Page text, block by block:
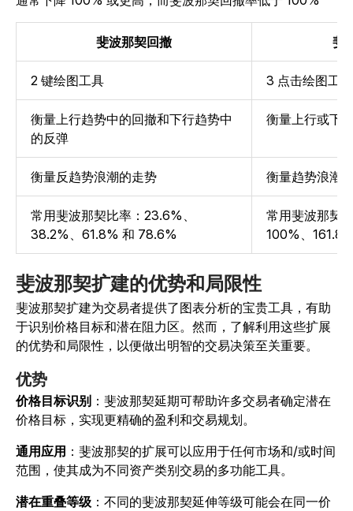
斐波那契回撤 斐
2 键绘图工具 3 点击绘图工具
衡量上行趋势中的回撤和下行趋势中
的反弹
衡量上行或下
衡量反趋势浪潮的走势 衡量趋势浪潮
常用斐波那契比率：23.6%、
38.2%、61.8% 和 78.6%
常用斐波那契
100%、
斐波那契扩建的优势和局限性
斐波那契扩建为交易者提供了图表分析的宝贵工具，有助
于识别价格目标和潜在阻力区。然而，了解利用这些扩展
的优势和局限性，以便做出明智的交易决策至关重要。
优势
价格目标识别 ：斐波那契延期可帮助许多交易者确定潜在
价格目标，实现更精确的盈利和交易规划。
通用应用 ：斐波那契的扩展可以应用于任何市场和/或时间
范围，使其成为不同资产类别交易的多功能工具。
潜在重叠等级 ：不同的斐波那契延伸等级可能会在同一价